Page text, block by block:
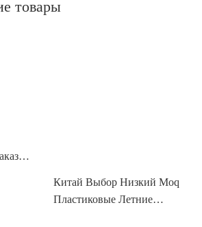
товары
Китай Выбор Низкий Moq
Пластиковые Летние